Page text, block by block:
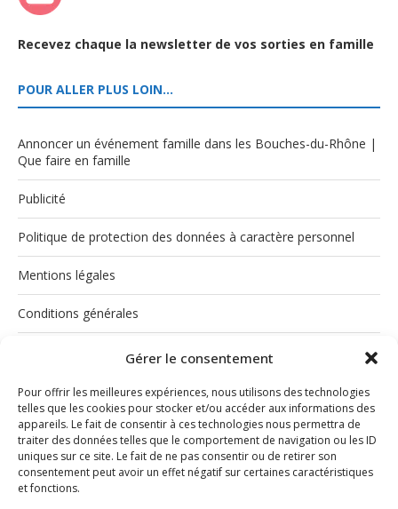
Gérer le consentement
Pour offrir les meilleures expériences, nous utilisons des technologies
telles que les cookies pour stocker et/ou accéder aux informations des
appareils. Le fait de consentir à ces technologies nous permettra de
traiter des données telles que le comportement de navigation ou les ID
uniques sur ce site. Le fait de ne pas consentir ou de retirer son
consentement peut avoir un effet négatif sur certaines caractéristiques
et fonctions.
Recevez chaque la newsletter de vos sorties en famille
POUR ALLER PLUS LOIN…
Annoncer un événement famille dans les Bouches-du-Rhône |
Que faire en famille
Publicité
Politique de protection des données à caractère personnel
Mentions légales
Conditions générales
Politique de cookies (UE)